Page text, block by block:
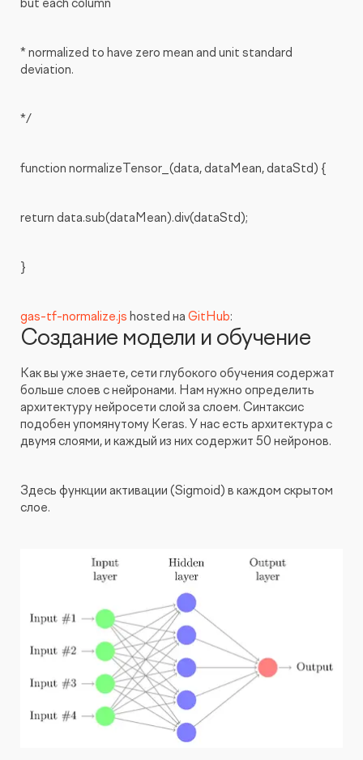
* normalized to have zero mean and unit standard
deviation.
*/
function normalizeTensor_(data, dataMean, dataStd) {
return data.sub(dataMean).div(dataStd);
}
gas-tf-normalize.js hosted на GitHub:
Создание модели и обучение
Как вы уже знаете, сети глубокого обучения содержат
больше слоев с нейронами. Нам нужно определить
архитектуру нейросети слой за слоем. Синтаксис
подобен упомянутому Keras. У нас есть архитектура с
двумя слоями, и каждый из них содержит 50 нейронов.
Здесь функции активации (Sigmoid) в каждом скрытом
слое.